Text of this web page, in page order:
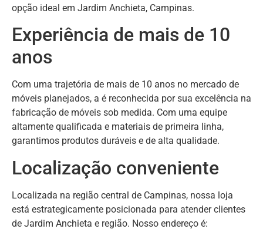
opção ideal em Jardim Anchieta, Campinas.
Experiência de mais de 10
anos
Com uma trajetória de mais de 10 anos no mercado de
móveis planejados, a é reconhecida por sua excelência na
fabricação de móveis sob medida. Com uma equipe
altamente qualificada e materiais de primeira linha,
garantimos produtos duráveis e de alta qualidade.
Localização conveniente
Localizada na região central de Campinas, nossa loja
está estrategicamente posicionada para atender clientes
de Jardim Anchieta e região. Nosso endereço é: